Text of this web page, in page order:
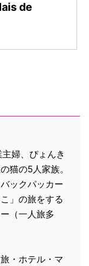
de
婦、ぴょんき
猫の5人家族。
ックパッカー
」の旅をする
（一人旅多
・ホテル・マ